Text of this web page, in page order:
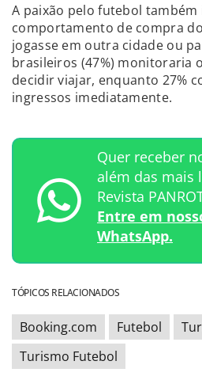
A paixão pelo futebol também
comportamento de compra
jogasse em outra cidade ou
brasileiros (47%) monitoraria
decidir viajar, enquanto 27%
ingressos imediatamente.
Quer receber
além das mais
Revista
Entre em
WhatsApp.
TÓPICOS RELACIONADOS
Booking.com Futebol
Turismo Futebol